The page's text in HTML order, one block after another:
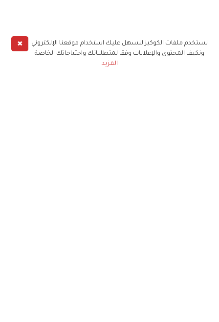
✖
نستخدم ملفات الكوكيز لنسهل عليك استخدام موقعنا الإلكتروني
ونكيف المحتوى والإعلانات وفقا لمتطلباتك واحتياجاتك الخاصة
المزيد